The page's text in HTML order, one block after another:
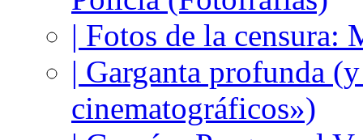
| Fotos de la
| Garganta profunda
cinematográficos»)